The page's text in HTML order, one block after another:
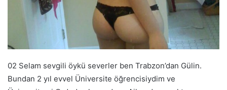
02 Selam sevgili öykü severler ben Trabzon’dan Gülin.
Bundan 2 yıl evvel Üniversite öğrencisiydim ve